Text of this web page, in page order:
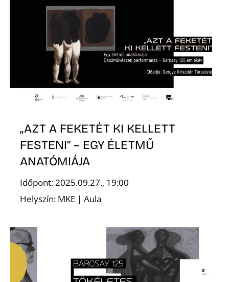
„AZT A FEKETÉT KI KELLETT
FESTENI” – EGY ÉLETMŰ
ANATÓMIÁJA
Időpont: 2025.09.27., 19:00
Helyszín: MKE | Aula